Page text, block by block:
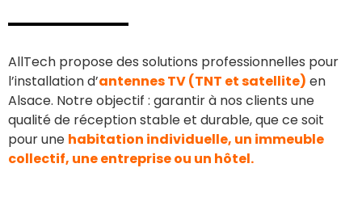
AllTech propose des solutions professionnelles pour
l’installation d’antennes TV (TNT et satellite) en
Alsace. Notre objectif : garantir à nos clients une
qualité de réception stable et durable, que ce soit
pour une habitation individuelle, un immeuble
collectif, une entreprise ou un hôtel.